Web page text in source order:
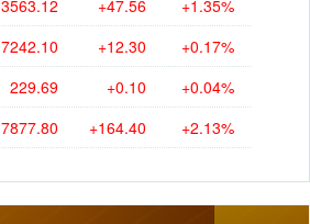
3563.12 +47.56 +1.35%
7242.10 +12.30 +0.17%
229.69 +0.10 +0.04%
7877.80 +164.40 +2.13%